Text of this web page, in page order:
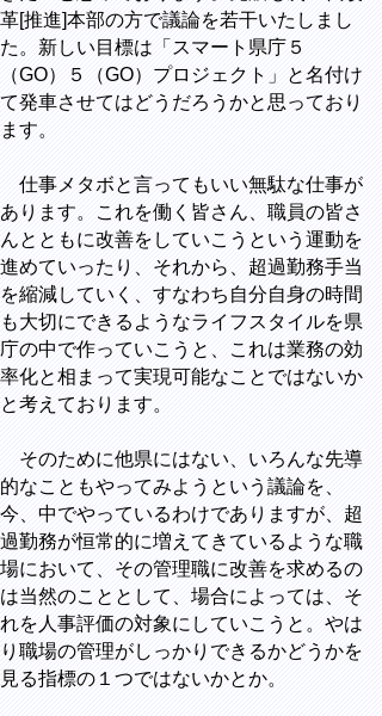
革[推進]本部の方で議論を若干いたしまし
た。新しい目標は「スマート県庁５
（GO）５（GO）プロジェクト」と名付け
て発車させてはどうだろうかと思っており
ます。
仕事メタボと言ってもいい無駄な仕事が
あります。これを働く皆さん、職員の皆さ
んとともに改善をしていこうという運動を
進めていったり、それから、超過勤務手当
を縮減していく、すなわち自分自身の時間
も大切にできるようなライフスタイルを県
庁の中で作っていこうと、これは業務の効
率化と相まって実現可能なことではないか
と考えております。
そのために他県にはない、いろんな先導
的なこともやってみようという議論を、
今、中でやっているわけでありますが、超
過勤務が恒常的に増えてきているような職
場において、その管理職に改善を求めるの
は当然のこととして、場合によっては、そ
れを人事評価の対象にしていこうと。やは
り職場の管理がしっかりできるかどうかを
見る指標の１つではないかとか。